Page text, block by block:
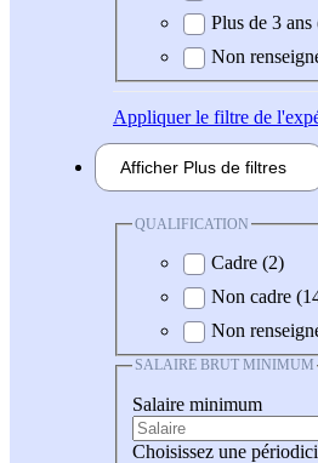
Plus de 3 ans
Non
Appliquerle filtre de
Afficher Plus de filtres
QUALIFICATION
Cadre (2)
Non cadre
Non
SALAIRE BRUT MINIMUM
Salaire minimum
Choisissez une